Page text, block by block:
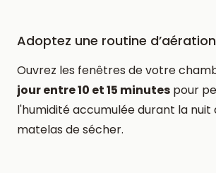
Adoptez une routine d’aération
Ouvrez les fenêtres de votre
jour entre 10 et 15 minutes pour
l'humidité accumulée durant la nuit
matelas de sécher.